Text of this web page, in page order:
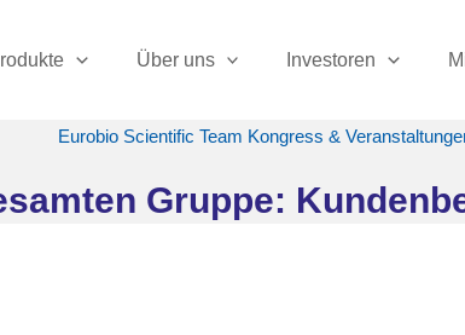
Über uns Investoren
Eurobio Scientific Team Kongress &
Gruppe: